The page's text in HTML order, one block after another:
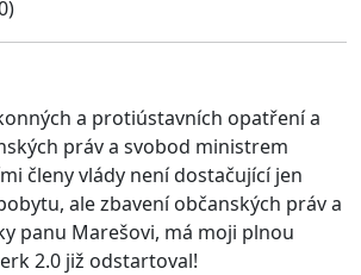
a protiústavních opatření a
práv a svobod ministrem
členy vlády není dostačující jen
ale zbavení občanských práv a
panu Marešovi, má moji plnou
2.0 již odstartoval!